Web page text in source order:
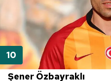
Şener Özbayraklı